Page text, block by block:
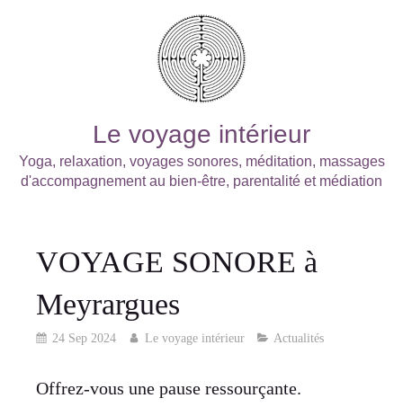
Le voyage intérieur
Yoga, relaxation, voyages sonores, méditation, massages
d'accompagnement au bien-être, parentalité et médiation
VOYAGE SONORE à
Meyrargues
24 Sep 2024 Le voyage intérieur Actualités
Offrez-vous une pause ressourçante.